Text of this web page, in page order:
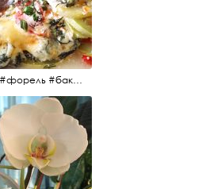
#форель #баклажаны #помидоры #завтрак